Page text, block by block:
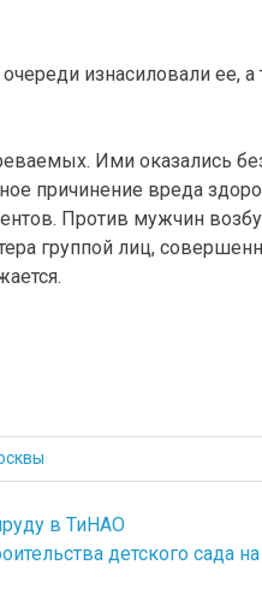
изнасиловали ее, а
Ими оказались
причинение вреда
Против мужчин
группой лиц,
в ТиНАО
детского сада